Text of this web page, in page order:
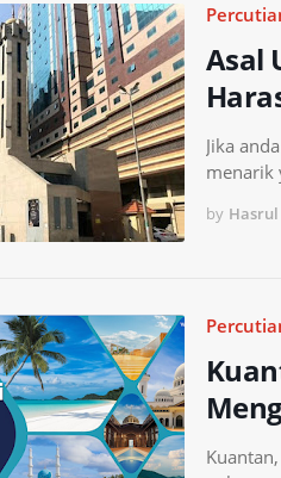
Asal
Jika
menarik
by Hasrul